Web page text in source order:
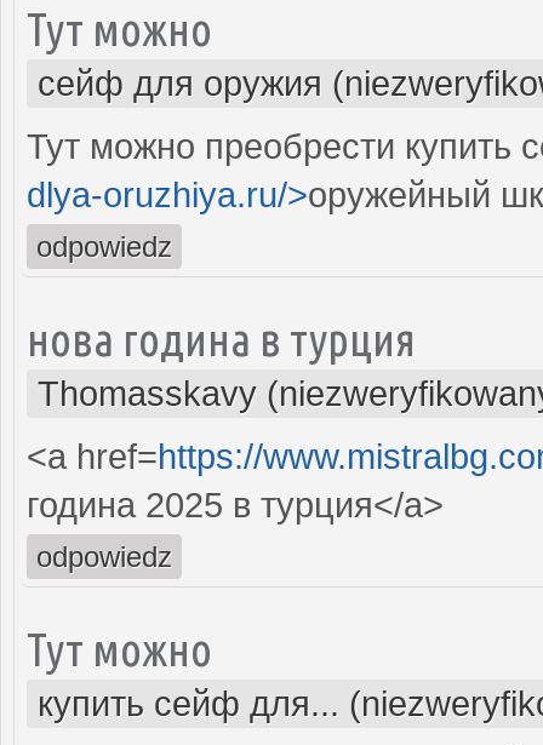
Тут можно
сейф для оружия
Тут можно преобрести купить
dlya-oruzhiya.ru/>оружейный
odpowiedz
нова година в турция
Thomasskavy
<a href=https://
година 2025 в турция</a>
odpowiedz
Тут можно
купить сейф для...